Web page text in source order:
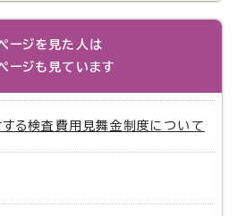
ージを見た人は
ージも見ています
る検査費用見舞金制度について